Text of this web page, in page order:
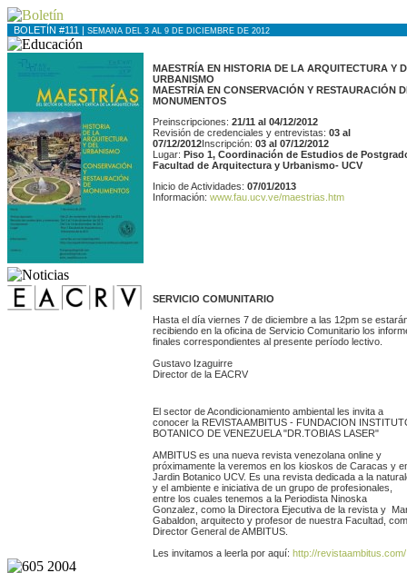
BOLETÍN #111 | SEMANA DEL 3 AL 9 DE DICIEMBRE DE 2012
MAESTRÍA EN HISTORIA DE LA ARQUITECTURA Y
URBANISMO
MAESTRÍA EN CONSERVACIÓN Y RESTAURACIÓN
MONUMENTOS
Preinscripciones: 21/11 al 04/12/2012
Revisión de credenciales y entrevistas: 03 al
07/12/2012Inscripción: 03 al 07/12/2012
Lugar: Piso 1, Coordinación de Estudios de
Facultad de Arquitectura y Urbanismo- UCV
Inicio de Actividades: 07/01/2013
Información: www.fau.ucv.ve/maestrias.htm
SERVICIO COMUNITARIO
Hasta el día viernes 7 de diciembre a las 12pm se
recibiendo en la oficina de Servicio Comunitario los
finales correspondientes al presente período lectivo.
Gustavo Izaguirre
Director de la EACRV
El sector de Acondicionamiento ambiental les invita a
conocer la REVISTA AMBITUS - FUNDACION
BOTANICO DE VENEZUELA "DR.TOBIAS LASER"
AMBITUS es una nueva revista venezolana online y
próximamente la veremos en los kioskos de Caracas y
Jardin Botanico UCV. Es una revista dedicada a la
y el ambiente e iniciativa de un grupo de profesionales,
entre los cuales tenemos a la Periodista Ninoska
Gonzalez, como la Directora Ejecutiva de la revista y
Gabaldon, arquitecto y profesor de nuestra Facultad,
Director General de AMBITUS.
Les invitamos a leerla por aquí: http://revistaambitus.com/